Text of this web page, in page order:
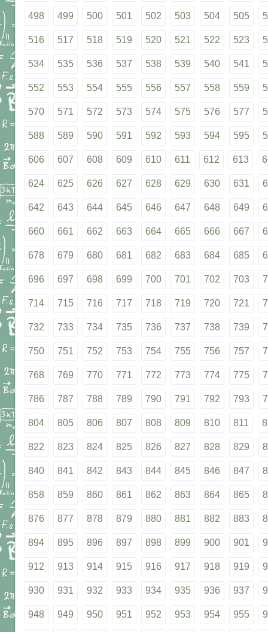
498 499 500 501 502 503 504 505
516 517 518 519 520 521 522 523
534 535 536 537 538 539 540 541
552 553 554 555 556 557 558 559
570 571 572 573 574 575 576 577
588 589 590 591 592 593 594 595
606 607 608 609 610 611 612 613
624 625 626 627 628 629 630 631
642 643 644 645 646 647 648 649
660 661 662 663 664 665 666 667
678 679 680 681 682 683 684 685
696 697 698 699 700 701 702 703
714 715 716 717 718 719 720 721
732 733 734 735 736 737 738 739
750 751 752 753 754 755 756 757
768 769 770 771 772 773 774 775
786 787 788 789 790 791 792 793
804 805 806 807 808 809 810 811
822 823 824 825 826 827 828 829
840 841 842 843 844 845 846 847
858 859 860 861 862 863 864 865
876 877 878 879 880 881 882 883
894 895 896 897 898 899 900 901
912 913 914 915 916 917 918 919
930 931 932 933 934 935 936 937
948 949 950 951 952 953 954 955